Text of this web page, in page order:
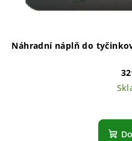
Náhradní náplň do